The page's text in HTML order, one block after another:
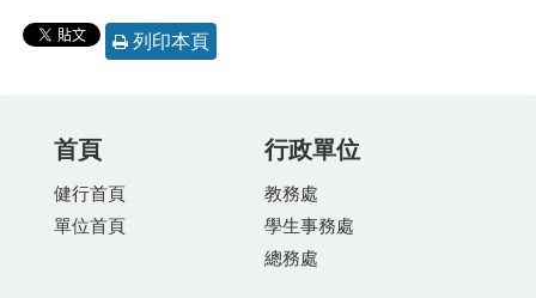
列印本頁
首頁
健行首頁
單位首頁
行政單位
教務處
學生事務處
總務處